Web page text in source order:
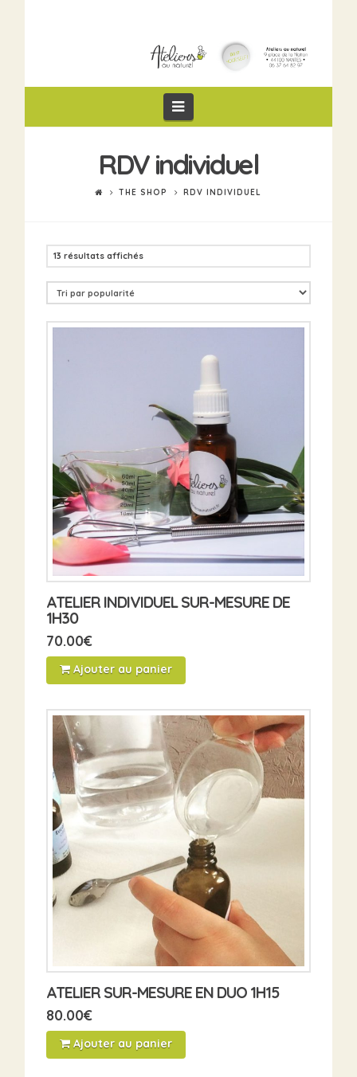
Navigation
RDV individuel
THE SHOP RDV INDIVIDUEL
13 résultats affichés
ATELIER INDIVIDUEL SUR-MESURE DE
1H30
70.00€
Ajouter au panier
ATELIER SUR-MESURE EN DUO 1H15
80.00€
Ajouter au panier